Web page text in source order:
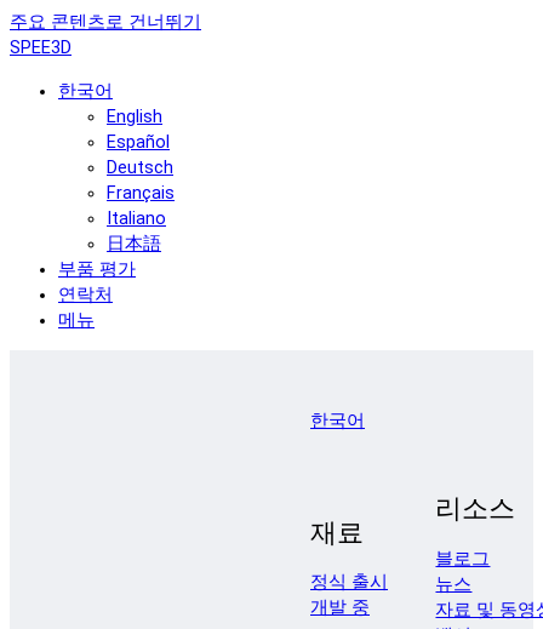
주요 콘텐츠로 건너뛰기
SPEE3D
한국어
English
Español
Deutsch
Français
Italiano
日本語
부품 평가
연락처
메뉴
한국어
재료
정식 출시
개발 중
리소스
블로그
뉴스
자료 및 동영